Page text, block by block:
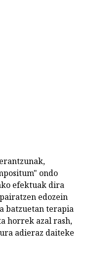
ondo
efektuak dira
edozein
batzuetan terapia
horrek azal rash,
adieraz daiteke